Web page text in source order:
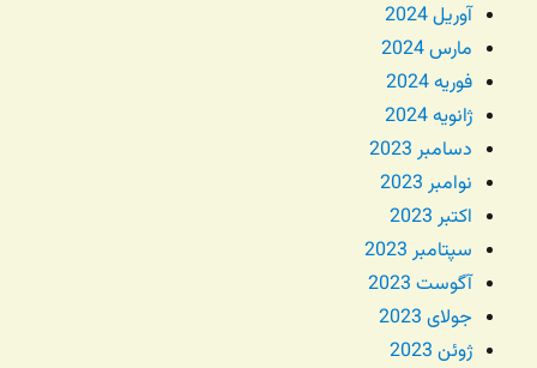
آوریل 2024
مارس 2024
فوریه 2024
ژانویه 2024
دسامبر 2023
نوامبر 2023
اکتبر 2023
سپتامبر 2023
آگوست 2023
جولای 2023
ژوئن 2023